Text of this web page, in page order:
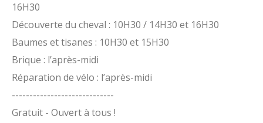
16H30
Découverte du cheval : 10H30 / 14H30 et 16H30
Baumes et tisanes : 10H30 et 15H30
Brique : l’après-midi
Réparation de vélo : l’après-midi
-----------------------------
Gratuit - Ouvert à tous !